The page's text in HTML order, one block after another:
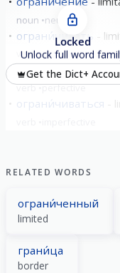
noun neuter
ограни́чивать
verb imperfective
ограни́читься to
verb perfective
ограни́чиваться
Locked
Unlock full word
Get the Dict+
RELATED WORDS
ограни́ченный
limited
грани́ца
border